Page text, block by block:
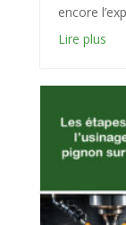
encore
Lire plus